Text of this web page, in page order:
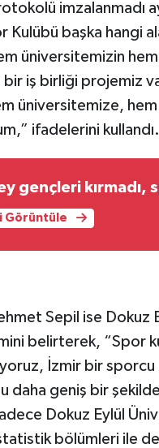
imzalanmadı
başka hangi
üniversitemizin
bir iş birliği projemiz
üniversitemize,
ifadelerini kullandı.
gençleri kırmadı,
Görüntüle
Sepil ise Dokuz
belirterek, “Spor
İzmir bir
daha geniş bir
Dokuz Eylül
bölümleri ile